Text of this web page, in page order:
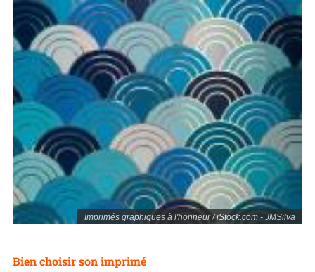
Imprimés graphiques à l'honneur / iStock.com - JMSilva
Bien choisir son imprimé